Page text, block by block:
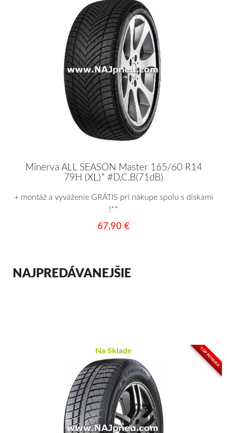
Minerva ALL SEASON Master 165/60 R14
79H (XL)* #D,C,B(71dB)
+ montáž a vyváženie GRÁTIS pri nákupe spolu s diskami
!**
67,90 €
NAJPREDÁVANEJŠIE
TOP PONUKA
Na Sklade